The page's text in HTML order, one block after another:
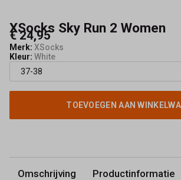
XSocks Sky Run 2 Women
€ 24,95
Merk: XSocks
Kleur: White
TOEVOEGEN AAN
Omschrijving Productinformatie